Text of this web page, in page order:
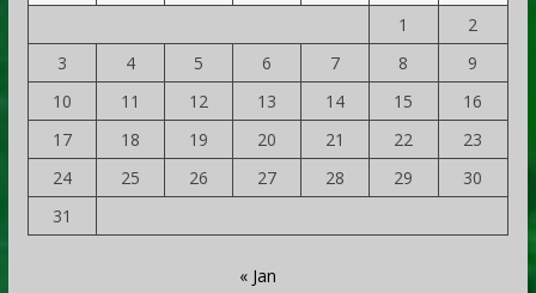
1
2
3
4 5 6 7 8
9
10
11 12 13 14 15
16
17
18 19 20 21 22
23
24
25 26 27 28 29
30
31
« Jan